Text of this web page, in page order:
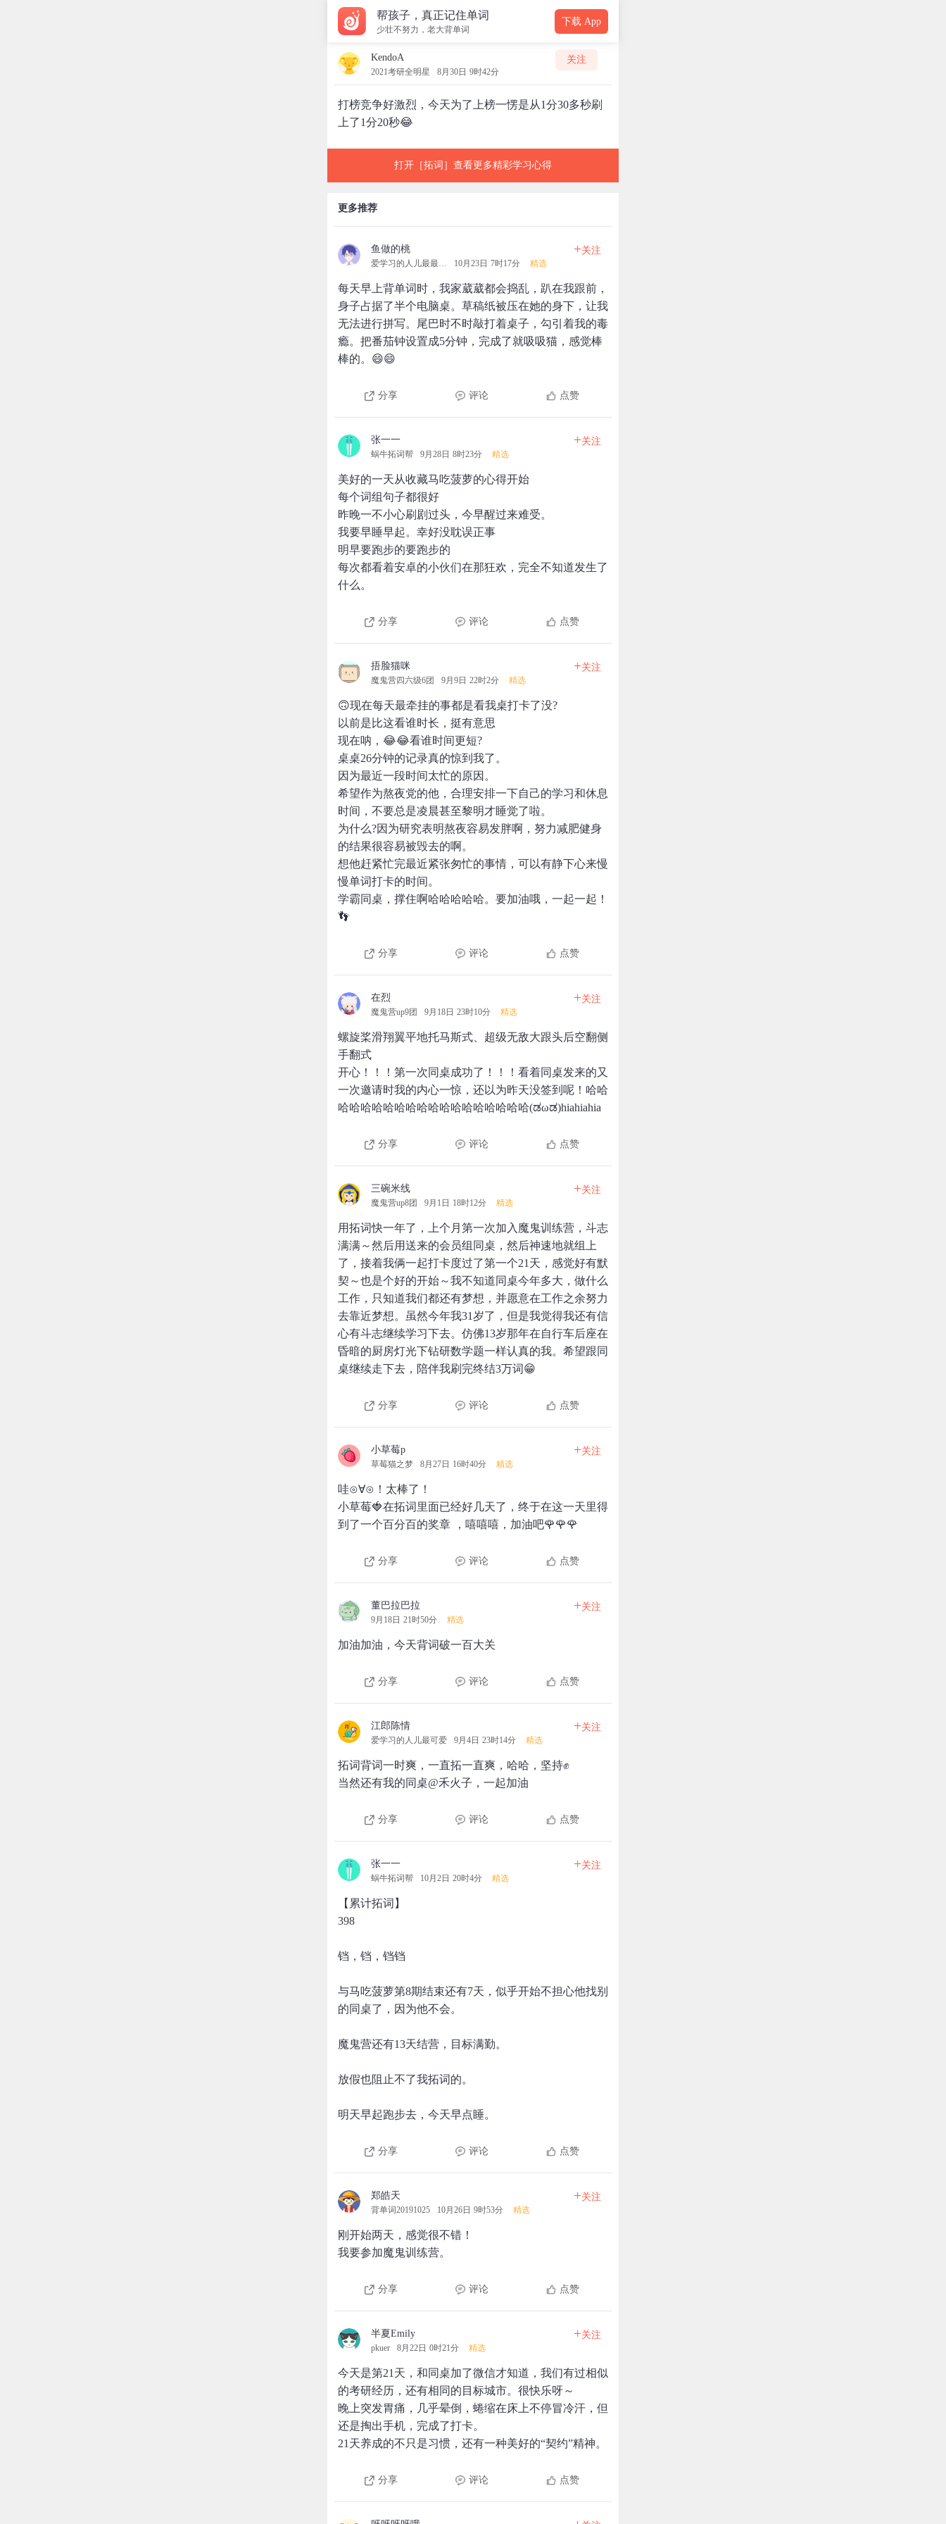
帮孩子，真正记住单词
少壮不努力，老大背单词
下载 App
KendoA
2021考研全明星 8月30日 9时42分
关注
打榜竞争好激烈，今天为了上榜一愣是从1分30多秒刷
上了1分20秒😂
打开［拓词］查看更多精彩学习心得
更多推荐
鱼做的桃
爱学习的人儿最最最可爱 10月23日 7时17分 精选
+关注
每天早上背单词时，我家葳葳都会捣乱，趴在我跟前，
身子占据了半个电脑桌。草稿纸被压在她的身下，让我
无法进行拼写。尾巴时不时敲打着桌子，勾引着我的毒
瘾。把番茄钟设置成5分钟，完成了就吸吸猫，感觉棒
棒的。😄😄
分享 评论 点赞
张一一
蜗牛拓词帮 9月28日 8时23分 精选
+关注
美好的一天从收藏马吃菠萝的心得开始
每个词组句子都很好
昨晚一不小心刷剧过头，今早醒过来难受。
我要早睡早起。幸好没耽误正事
明早要跑步的要跑步的
每次都看着安卓的小伙们在那狂欢，完全不知道发生了
什么。
分享 评论 点赞
捂脸猫咪
魔鬼营四六级6团 9月9日 22时2分 精选
+关注
🙃现在每天最牵挂的事都是看我桌打卡了没?
以前是比这看谁时长，挺有意思
现在呐，😂😂看谁时间更短?
桌桌26分钟的记录真的惊到我了。
因为最近一段时间太忙的原因。
希望作为熬夜党的他，合理安排一下自己的学习和休息
时间，不要总是凌晨甚至黎明才睡觉了啦。
为什么?因为研究表明熬夜容易发胖啊，努力减肥健身
的结果很容易被毁去的啊。
想他赶紧忙完最近紧张匆忙的事情，可以有静下心来慢
慢单词打卡的时间。
学霸同桌，撑住啊哈哈哈哈哈。要加油哦，一起一起！
👣
分享 评论 点赞
在烈
魔鬼营up9团 9月18日 23时10分 精选
+关注
螺旋桨滑翔翼平地托马斯式、超级无敌大跟头后空翻侧
手翻式
开心！！！第一次同桌成功了！！！看着同桌发来的又
一次邀请时我的内心一惊，还以为昨天没签到呢！哈哈
哈哈哈哈哈哈哈哈哈哈哈哈哈哈哈哈哈(ಡωಡ)hiahiahia
分享 评论 点赞
三碗米线
魔鬼营up8团 9月1日 18时12分 精选
+关注
用拓词快一年了，上个月第一次加入魔鬼训练营，斗志
满满～然后用送来的会员组同桌，然后神速地就组上
了，接着我俩一起打卡度过了第一个21天，感觉好有默
契～也是个好的开始～我不知道同桌今年多大，做什么
工作，只知道我们都还有梦想，并愿意在工作之余努力
去靠近梦想。虽然今年我31岁了，但是我觉得我还有信
心有斗志继续学习下去。仿佛13岁那年在自行车后座在
昏暗的厨房灯光下钻研数学题一样认真的我。希望跟同
桌继续走下去，陪伴我刷完终结3万词😁
分享 评论 点赞
小草莓p
草莓猫之梦 8月27日 16时40分 精选
+关注
哇⊙∀⊙！太棒了！
小草莓🍓在拓词里面已经好几天了，终于在这一天里得
到了一个百分百的奖章 ，嘻嘻嘻，加油吧🌹🌹🌹
分享 评论 点赞
董巴拉巴拉
9月18日 21时50分 精选
+关注
加油加油，今天背词破一百大关
分享 评论 点赞
江郎陈情
爱学习的人儿最可爱 9月4日 23时14分 精选
+关注
拓词背词一时爽，一直拓一直爽，哈哈，坚持✊
当然还有我的同桌@禾火子，一起加油
分享 评论 点赞
张一一
蜗牛拓词帮 10月2日 20时4分 精选
+关注
【累计拓词】
398
铛，铛，铛铛
与马吃菠萝第8期结束还有7天，似乎开始不担心他找别
的同桌了，因为他不会。
魔鬼营还有13天结营，目标满勤。
放假也阻止不了我拓词的。
明天早起跑步去，今天早点睡。
分享 评论 点赞
郑皓天
背单词20191025 10月26日 9时53分 精选
+关注
刚开始两天，感觉很不错！
我要参加魔鬼训练营。
分享 评论 点赞
半夏Emily
pkuer 8月22日 0时21分 精选
+关注
今天是第21天，和同桌加了微信才知道，我们有过相似
的考研经历，还有相同的目标城市。很快乐呀～
晚上突发胃痛，几乎晕倒，蜷缩在床上不停冒冷汗，但
还是掏出手机，完成了打卡。
21天养成的不只是习惯，还有一种美好的“契约”精神。
分享 评论 点赞